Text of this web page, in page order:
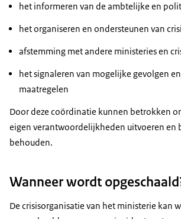
het informeren van de ambtelijke en
het organiseren en ondersteunen van
afstemming met andere ministeries en
het signaleren van mogelijke gevolgen
maatregelen
Door deze coördinatie kunnen betrokken
eigen verantwoordelijkheden uitvoeren en
behouden.
Wanneer wordt
De crisisorganisatie van het ministerie kan